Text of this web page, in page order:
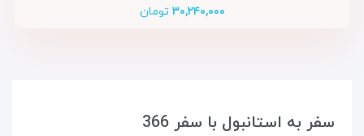
۳۰,۲۴۰,۰۰۰ تومان
سفر به استانبول با سفر 366